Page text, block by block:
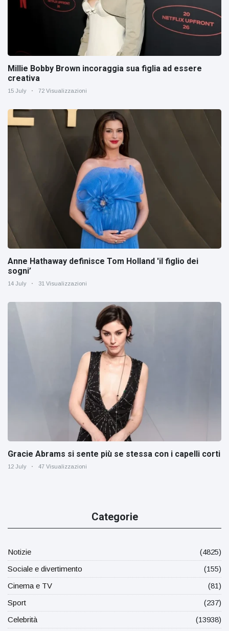
Millie Bobby Brown incoraggia sua figlia ad essere
creativa
15 July 72 Visualizzazioni
Anne Hathaway definisce Tom Holland 'il figlio dei
sogni’
14 July 31 Visualizzazioni
Gracie Abrams si sente più se stessa con i capelli corti
12 July 47 Visualizzazioni
Categorie
Notizie
(4825)
Sociale e divertimento
(155)
Cinema e TV
(81)
Sport
(237)
Celebrità
(13938)